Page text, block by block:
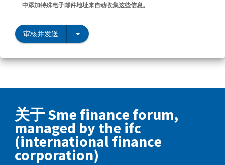
中添加特殊电子邮件地址来自动收集这些信息。
审核并发送
关于 Sme finance forum,
managed by the ifc
(international finance
corporation)